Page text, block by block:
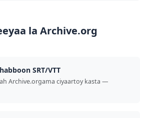
la Archive.org
SRT/VTT
Archive.orgama ciyaartoy kasta —